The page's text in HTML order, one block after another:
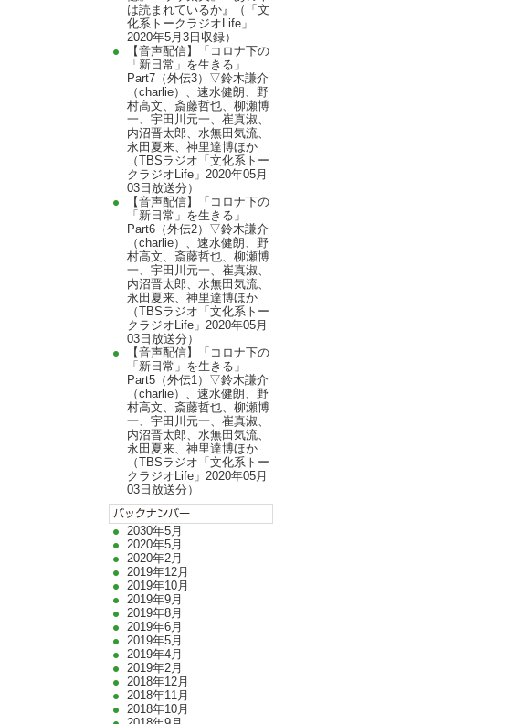
は読まれているか』（「文
化系トークラジオLife」
2020年5月3日収録）
【音声配信】「コロナ下の
「新日常」を生きる」
Part7（外伝3）▽鈴木謙介
（charlie）、速水健朗、野
村高文、斎藤哲也、柳瀬博
一、宇田川元一、崔真淑、
内沼晋太郎、水無田気流、
永田夏来、神里達博ほか
（TBSラジオ「文化系トー
クラジオLife」2020年05月
03日放送分）
【音声配信】「コロナ下の
「新日常」を生きる」
Part6（外伝2）▽鈴木謙介
（charlie）、速水健朗、野
村高文、斎藤哲也、柳瀬博
一、宇田川元一、崔真淑、
内沼晋太郎、水無田気流、
永田夏来、神里達博ほか
（TBSラジオ「文化系トー
クラジオLife」2020年05月
03日放送分）
【音声配信】「コロナ下の
「新日常」を生きる」
Part5（外伝1）▽鈴木謙介
（charlie）、速水健朗、野
村高文、斎藤哲也、柳瀬博
一、宇田川元一、崔真淑、
内沼晋太郎、水無田気流、
永田夏来、神里達博ほか
（TBSラジオ「文化系トー
クラジオLife」2020年05月
03日放送分）
2030年5月
2020年5月
2020年2月
2019年12月
2019年10月
2019年9月
2019年8月
2019年6月
2019年5月
2019年4月
2019年2月
2018年12月
2018年11月
2018年10月